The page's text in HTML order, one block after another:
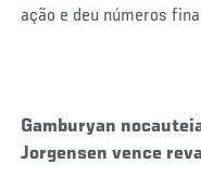
ação e deu números
Gamburyan
Jorgensen vence